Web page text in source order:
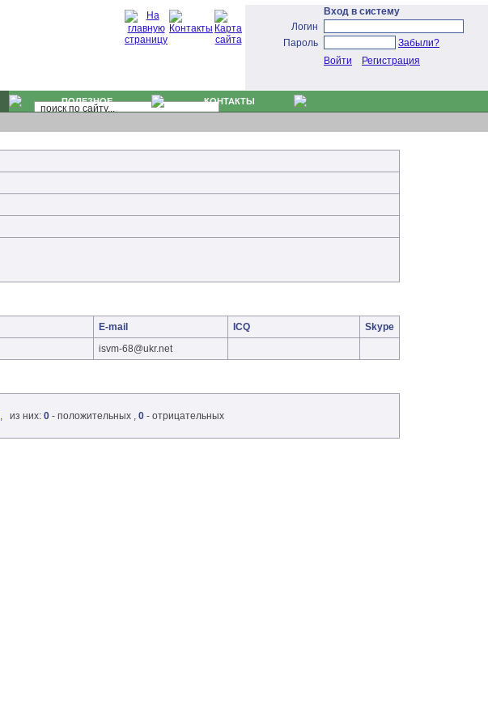
Вход в систему
Логин
Пароль
Забыли?
Войти
Регистрация
ПОЛЕЗНОЕ КОНТАКТЫ
E-mail ICQ
Skype
іsvm-68@ukr.net
, из них: 0- положительных , 0- отрицательных